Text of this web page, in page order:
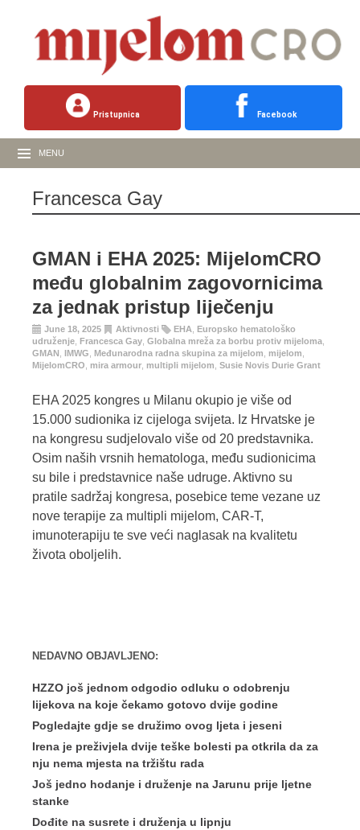
Pristupnica Facebook
MENU
Francesca Gay
GMAN i EHA 2025: MijelomCRO
među globalnim zagovornicima
za jednak pristup liječenju
June 18, 2025 Aktivnosti EHA
Europsko hematološko
udruženje Francesca Gay Globalna mreža za borbu protiv mijeloma
GMAN
IMWG Međunarodna radna skupina za mijelom mijelom
MijelomCRO
mira armour multipli mijelom Susie Novis Durie Grant
EHA 2025 kongres u Milanu okupio je više od
15.000 sudionika iz cijeloga svijeta. Iz Hrvatske je
na kongresu sudjelovalo više od 20 predstavnika.
Osim naših vrsnih hematologa, među sudionicima
su bile i predstavnice naše udruge. Aktivno su
pratile sadržaj kongresa, posebice teme vezane uz
nove terapije za multipli mijelom, CAR-T,
imunoterapiju te sve veći naglasak na kvalitetu
života oboljelih.
NEDAVNO OBJAVLJENO:
HZZO još jednom odgodio odluku o odobrenju
lijekova na koje čekamo gotovo dvije godine
Pogledajte gdje se družimo ovog ljeta i jeseni
Irena je preživjela dvije teške bolesti pa otkrila da za
nju nema mjesta na tržištu rada
Još jedno hodanje i druženje na Jarunu prije ljetne
stanke
Dođite na susrete i druženja u lipnju